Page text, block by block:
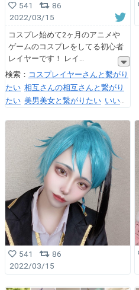
541
86
2022/03/15
コスプレ始めて2ヶ月のアニメや
ゲームのコスプレをしてる初心者
レイヤーです！ レイ
検索： コスプレイヤーさんと繫がり
たい 相互さんの相互さんと繋がり
たい 美男美女と繋がりたい いいね
541
86
2022/03/15